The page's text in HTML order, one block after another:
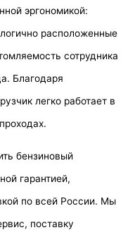
эргономикой:
расположенные
сотрудника
Благодаря
легко работает в
бензиновый
гарантией,
по всей России. Мы
поставку